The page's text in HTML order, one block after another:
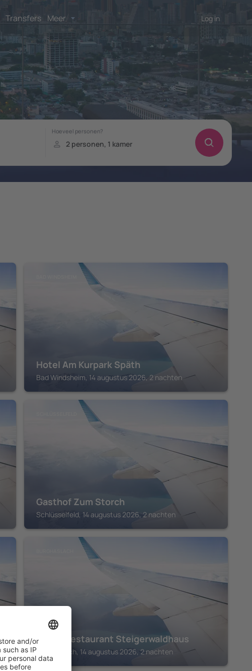
Transfers Meer Log in
Hotel Am Kurpark Späth
Bad Windsheim, 14 augustus 2026, 2 nachten
Gasthof Zum Storch
Schlüsselfeld, 14 augustus 2026, 2 nachten
Hotel-Restaurant Steigerwaldhaus
Burghaslach, 14 augustus 2026, 2 nachten